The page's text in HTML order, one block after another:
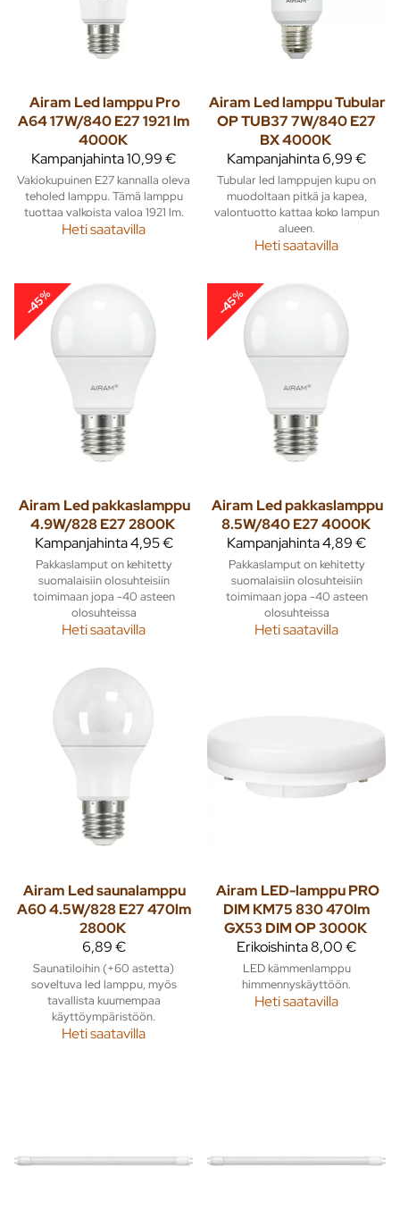
Airam Led lamppu Pro
A64 17W/840 E27 1921 lm
4000K
Kampanjahinta10,99 €
Vakiokupuinen E27 kannalla oleva
teholed lamppu. Tämä lamppu
tuottaa valkoista valoa 1921 lm.
Heti saatavilla
Airam Led lamppu Tubular
OP TUB37 7W/840 E27
BX 4000K
Kampanjahinta6,99 €
Tubular led lamppujen kupu on
muodoltaan pitkä ja kapea,
valontuotto kattaa koko lampun
alueen.
Heti saatavilla
-45%
Airam Led pakkaslamppu
4.9W/828 E27 2800K
Kampanjahinta4,95 €
Pakkaslamput on kehitetty
suomalaisiin olosuhteisiin
toimimaan jopa -40 asteen
olosuhteissa
Heti saatavilla
-45%
Airam Led pakkaslamppu
8.5W/840 E27 4000K
Kampanjahinta4,89 €
Pakkaslamput on kehitetty
suomalaisiin olosuhteisiin
toimimaan jopa -40 asteen
olosuhteissa
Heti saatavilla
Airam Led saunalamppu
A60 4.5W/828 E27 470lm
2800K
6,89 €
Saunatiloihin (+60 astetta)
soveltuva led lamppu, myös
tavallista kuumempaa
käyttöympäristöön.
Heti saatavilla
Airam LED-lamppu PRO
DIM KM75 830 470lm
GX53 DIM OP 3000K
Erikoishinta8,00 €
LED kämmenlamppu
himmennyskäyttöön.
Heti saatavilla